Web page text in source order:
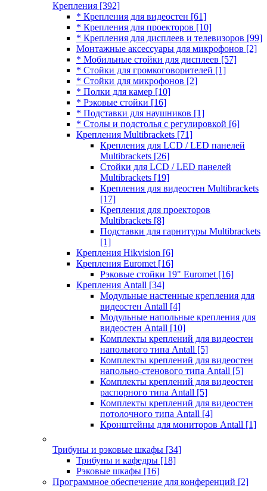
Крепления [392]
* Крепления для видеостен [61]
* Крепления для проекторов [10]
* Крепления для дисплеев и телевизоров [99]
Монтажные аксессуары для микрофонов [2]
* Мобильные стойки для дисплеев [57]
* Стойки для громкоговорителей [1]
* Стойки для микрофонов [2]
* Полки для камер [10]
* Рэковые стойки [16]
* Подставки для наушников [1]
* Столы и подстолья с регулировкой [6]
Крепления Multibrackets [71]
Крепления для LCD / LED панелей
Multibrackets [26]
Стойки для LCD / LED панелей
Multibrackets [19]
Крепления для видеостен Multibrackets
[17]
Крепления для проекторов
Multibrackets [8]
Подставки для гарнитуры Multibrackets
[1]
Крепления Hikvision [6]
Крепления Euromet [16]
Рэковые стойки 19" Euromet [16]
Крепления Antall [34]
Модульные настенные крепления для
видеостен Antall [4]
Модульные напольные крепления для
видеостен Antall [10]
Комплекты креплений для видеостен
напольного типа Antall [5]
Комплекты креплений для видеостен
напольно-стенового типа Antall [5]
Комплекты креплений для видеостен
распорного типа Antall [5]
Комплекты креплений для видеостен
потолочного типа Antall [4]
Кронштейны для мониторов Antall [1]
Трибуны и рэковые шкафы [34]
Трибуны и кафедры [18]
Рэковые шкафы [16]
Программное обеспечение для конференций [2]